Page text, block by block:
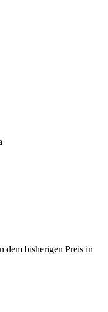
dem bisherigen Preis in